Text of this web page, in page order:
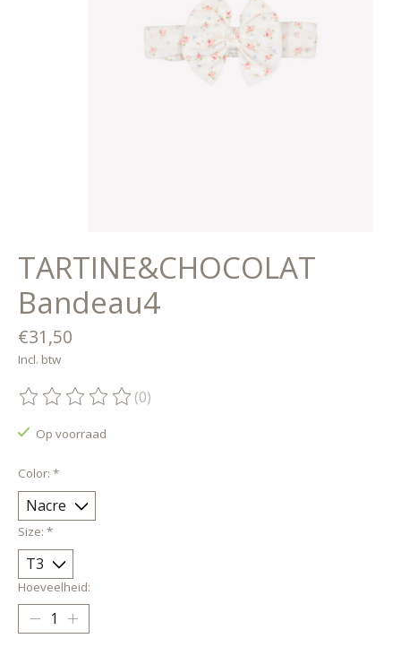
TARTINE&CHOCOLAT
Bandeau4
€31,50
Incl. btw
De beoordeling van dit product is
(0)
Op voorraad
Color: *
Size: *
Hoeveelheid: